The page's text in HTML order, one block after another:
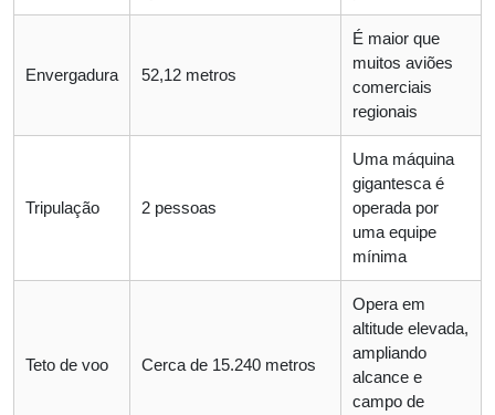
Envergadura 52,12 metros
É maior que
muitos aviões
comerciais
regionais
Tripulação 2 pessoas
Uma máquina
gigantesca é
operada por
uma equipe
mínima
Teto de voo Cerca de 15.240 metros
Opera em
altitude elevada,
ampliando
alcance e
campo de